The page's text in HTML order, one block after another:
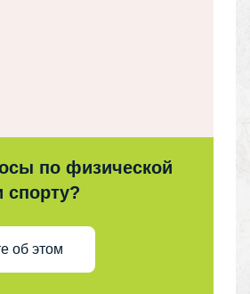
по физической
спорту?
об этом